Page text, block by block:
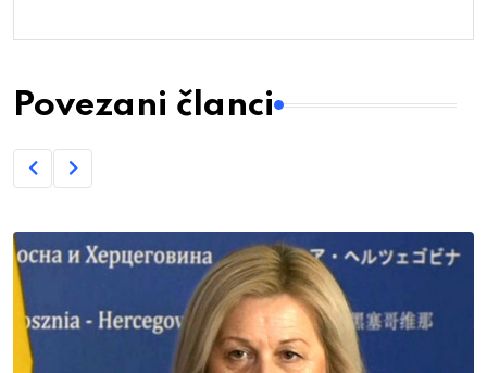
Povezani članci